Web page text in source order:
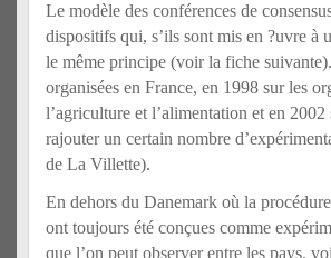
Le modèle des conférences de
dispositifs qui, s’ils sont mis en ?uvre à
le même principe (voir la fiche
organisées en France, en 1998 sur les
l’agriculture et l’alimentation et en
rajouter un certain nombre
de La Villette).
En dehors du Danemark où la
ont toujours été conçues comme
que l’on peut observer entre les pays,